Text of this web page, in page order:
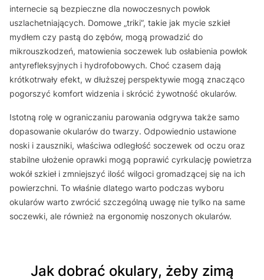
internecie są bezpieczne dla nowoczesnych powłok
uszlachetniających. Domowe „triki”, takie jak mycie szkieł
mydłem czy pastą do zębów, mogą prowadzić do
mikrouszkodzeń, matowienia soczewek lub osłabienia powłok
antyrefleksyjnych i hydrofobowych. Choć czasem dają
krótkotrwały efekt, w dłuższej perspektywie mogą znacząco
pogorszyć komfort widzenia i skrócić żywotność okularów.
Istotną rolę w ograniczaniu parowania odgrywa także samo
dopasowanie okularów do twarzy. Odpowiednio ustawione
noski i zauszniki, właściwa odległość soczewek od oczu oraz
stabilne ułożenie oprawki mogą poprawić cyrkulację powietrza
wokół szkieł i zmniejszyć ilość wilgoci gromadzącej się na ich
powierzchni. To właśnie dlatego warto podczas wyboru
okularów warto zwrócić szczególną uwagę nie tylko na same
soczewki, ale również na ergonomię noszonych okularów.
Jak dobrać okulary, żeby zimą